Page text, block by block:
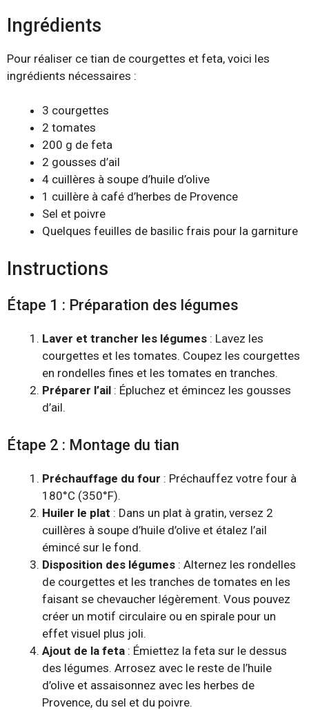
Ingrédients
Pour réaliser ce tian de courgettes et feta, voici les
ingrédients nécessaires :
3 courgettes
2 tomates
200 g de feta
2 gousses d’ail
4 cuillères à soupe d’huile d’olive
1 cuillère à café d’herbes de Provence
Sel et poivre
Quelques feuilles de basilic frais pour la garniture
Instructions
Étape 1 : Préparation des légumes
Laver et trancher les légumes : Lavez les
courgettes et les tomates. Coupez les courgettes
en rondelles fines et les tomates en tranches.
Préparer l’ail : Épluchez et émincez les gousses
d’ail.
Étape 2 : Montage du tian
Préchauffage du four : Préchauffez votre four à
180°C (350°F).
Huiler le plat : Dans un plat à gratin, versez 2
cuillères à soupe d’huile d’olive et étalez l’ail
émincé sur le fond.
Disposition des légumes : Alternez les rondelles
de courgettes et les tranches de tomates en les
faisant se chevaucher légèrement. Vous pouvez
créer un motif circulaire ou en spirale pour un
effet visuel plus joli.
Ajout de la feta : Émiettez la feta sur le dessus
des légumes. Arrosez avec le reste de l’huile
d’olive et assaisonnez avec les herbes de
Provence, du sel et du poivre.